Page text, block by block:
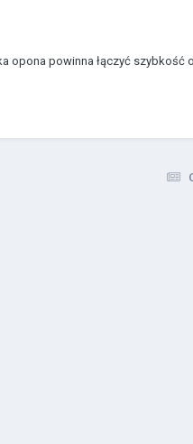
opona powinna łączyć szybkość